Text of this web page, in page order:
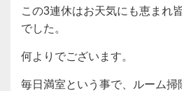
この3連休はお天気にも恵まれ
でした。
何よりでございます。
毎日満室という事で、ルーム掃